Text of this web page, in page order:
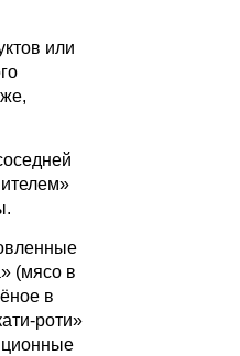
или
(мясо в
в
роти»